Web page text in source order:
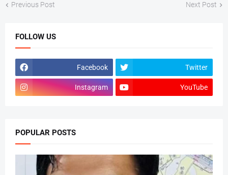
Previous Post Next Post
FOLLOW US
Facebook Twitter
Instagram YouTube
POPULAR POSTS